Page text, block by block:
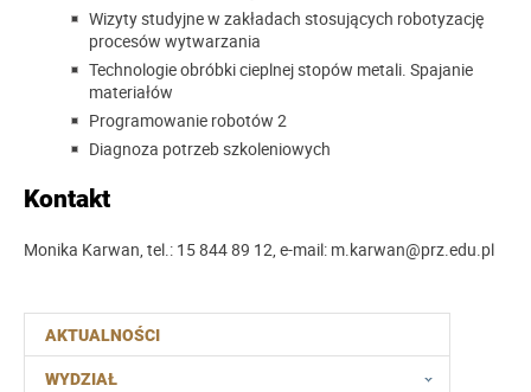
AKTUALNOŚCI
WYDZIAŁ
Wizyty studyjne w zakładach stosujących robotyzację
procesów wytwarzania
Technologie obróbki cieplnej stopów metali. Spajanie
materiałów
Programowanie robotów 2
Diagnoza potrzeb szkoleniowych
Kontakt
Monika Karwan, tel.: 15 844 89 12, e-mail: m.karwan@prz.edu.pl